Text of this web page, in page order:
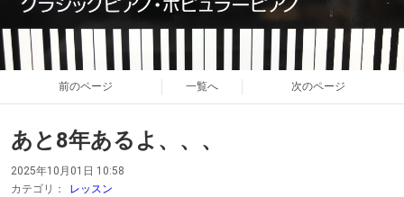
前のページ 一覧へ 次のページ
あと8年あるよ、、、
2025年10月01日 10:58
カテゴリ：
レッスン